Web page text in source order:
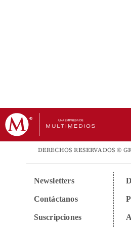
DERECHOS RESERVADOS ©
Newsletters
Contáctanos
Suscripciones